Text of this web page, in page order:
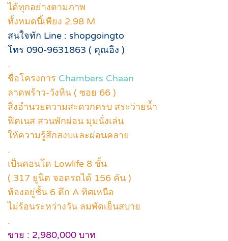
ได้ทุกอย่างตามภาพ
ทั้งหมดนี้เพียง 2.98 M
สนใจทัก Line : shopgoingto
โทร 090-9631863 ( คุณอิง )
.
ชื่อโครงการ Chambers Chaan
ลาดพร้าว-วังหิน ( ซอย 66 )
สิ่งอำนวยความสะดวกครบ สระว่ายน้ำ
ฟิตเนส สวนพักผ่อน มุมนั่งเล่น
ให้ความรู้สึกสงบและผ่อนคลาย
.
เป็นคอนโด Lowlife 8 ชั้น
( 317 ยูนิต จอดรถได้ 156 คัน )
ห้องอยู่ชั้น 6 ตึก A ทิศเหนือ
ไม่ร้อนระหว่างวัน ลมพัดเย็นสบาย
.
ขาย : 2,980,000 บาท